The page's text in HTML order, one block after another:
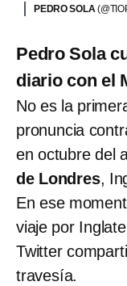
PEDRO SOLA
Pedro Sola
diario con el
No es la
pronuncia
en octubre del
de Londres,
En ese
viaje por
Twitter
travesía.